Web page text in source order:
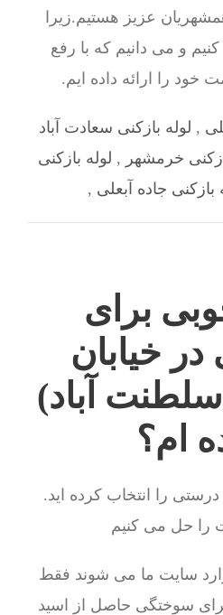
عزیز هستیم.زیرا
و می دانیم که با رفع
را ارائه داده ایم.
, لوله بازکنی سعادت آباد
خرمشهر , لوله بازکنی
بازکنی جاده آبعلی ,
برای
در خیابان
آباد)
ام؟
را انتخاب کرده اید.
را حل می کنیم
سایت ما می شوند فقط
برای سوختگی حاصل از اسید